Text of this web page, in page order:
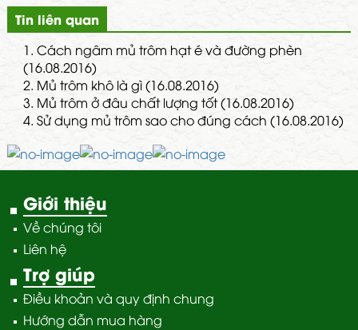
Tin liên quan
1. Cách ngâm mủ trôm hạt é và đường phèn
(16.08.2016)
2. Mủ trôm khô là gì (16.08.2016)
3. Mủ trôm ở đâu chất lượng tốt (16.08.2016)
4. Sử dụng mủ trôm sao cho đúng cách (16.08.2016)
Giới thiệu
Về chúng tôi
Liên hệ
Trợ giúp
Điều khoản và quy định chung
Hướng dẫn mua hàng